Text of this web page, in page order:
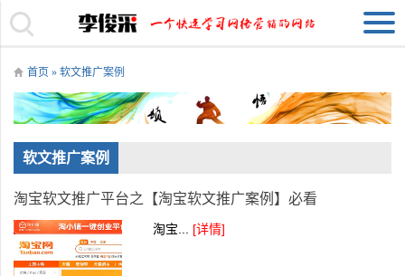
首页 » 软文推广案例
软文推广案例
淘宝软文推广平台之【淘宝软文推广案例】必看
淘宝... [详情]